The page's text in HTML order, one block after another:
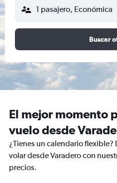
1 pasajero, Económica
Buscar
El mejor momento
vuelo desde
¿Tienes un calendario
volar desde Varadero con
precios.